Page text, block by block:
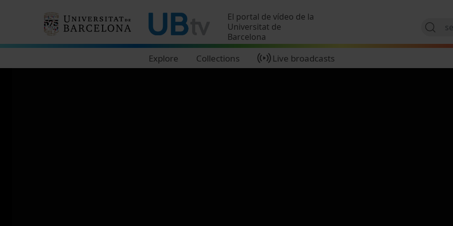
El portal de vídeo de la
Universitat de
Barcelona
Explore Collections Live broadcasts